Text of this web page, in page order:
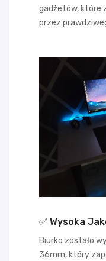
gadżetów, które
przez
✅ Wysoka
Biurko zostało
36mm, który